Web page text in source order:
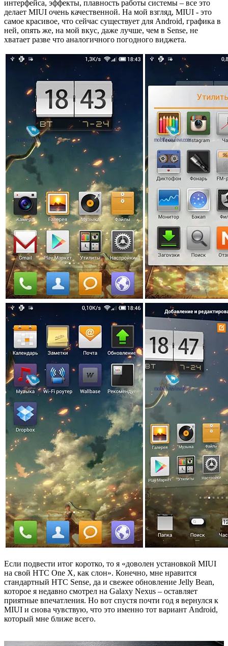
интерфейса, эффекты, плавность работы системы – все это
делает MIUI очень качественной. На мой взгляд, MIUI - это
самое красивое, что сейчас существует для Android, графика в
ней, опять же, на мой вкус, даже лучше, чем в Sense, не
хватает разве что аналогичного погодного виджета.
Если подвести итог коротко, то я «доволен установкой MIUI
на свой HTC One X, как слон». Конечно, мне нравится
стандартный HTC Sense, да и свежее обновление Jelly Bean,
которое я недавно смотрел на Galaxy Nexus – оставляет
приятные впечатления. Но вот спустя почти год я вернулся к
MIUI и снова чувствую, что это именно тот вариант Android,
который мне ближе всего.